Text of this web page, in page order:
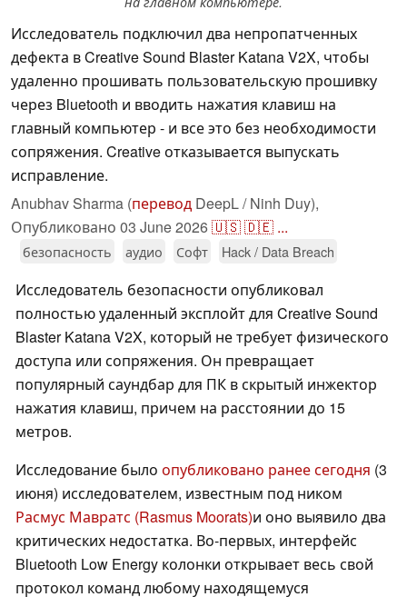
Исследователь подключил два непропатченных
дефекта в Creative Sound Blaster Katana V2X, чтобы
удаленно прошивать пользовательскую прошивку
через Bluetooth и вводить нажатия клавиш на
главный компьютер - и все это без необходимости
сопряжения. Creative отказывается выпускать
исправление.
Anubhav Sharma (перевод DeepL / Ninh Duy),
Опубликовано 03 June 2026🇺🇸🇩🇪 ...
безопасность аудио Софт Hack / Data Breach
Исследователь безопасности опубликовал
полностью удаленный эксплойт для Creative Sound
Blaster Katana V2X, который не требует физического
доступа или сопряжения. Он превращает
популярный саундбар для ПК в скрытый инжектор
нажатия клавиш, причем на расстоянии до 15
метров.
Исследование было опубликовано ранее сегодня (3
июня) исследователем, известным под ником
Расмус Мавратс (Rasmus Moorats)и оно выявило два
критических недостатка. Во-первых, интерфейс
Bluetooth Low Energy колонки открывает весь свой
протокол команд любому находящемуся